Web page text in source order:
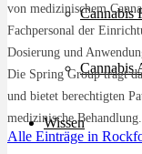
Cannabis
Cannabis
Wissen
von medizinischem
Fachpersonal der
Dosierung und
Die Spring Group trägt
und bietet berechtigten
medizinische Behandlung.
Alle Einträge in